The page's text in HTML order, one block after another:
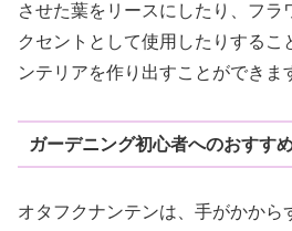
させた葉をリースにしたり、フラ
クセントとして使用したりするこ
ンテリアを作り出すことができま
ガーデニング初心者へのおすす
オタフクナンテンは、手がかから